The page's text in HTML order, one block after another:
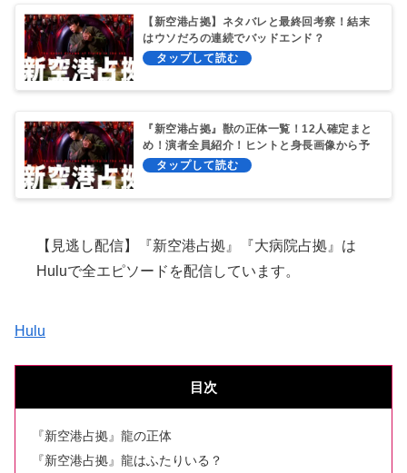
【新空港占拠】ネタバレと最終回考察！結末
はウソだろの連続でバッドエンド？
『新空港占拠』獣の正体一覧！12人確定まと
め！演者全員紹介！ヒントと身長画像から予
想考察
【見逃し配信】『新空港占拠』『大病院占拠』は
Huluで全エピソードを配信しています。
Hulu
目次
『新空港占拠』龍の正体
『新空港占拠』龍はふたりいる？